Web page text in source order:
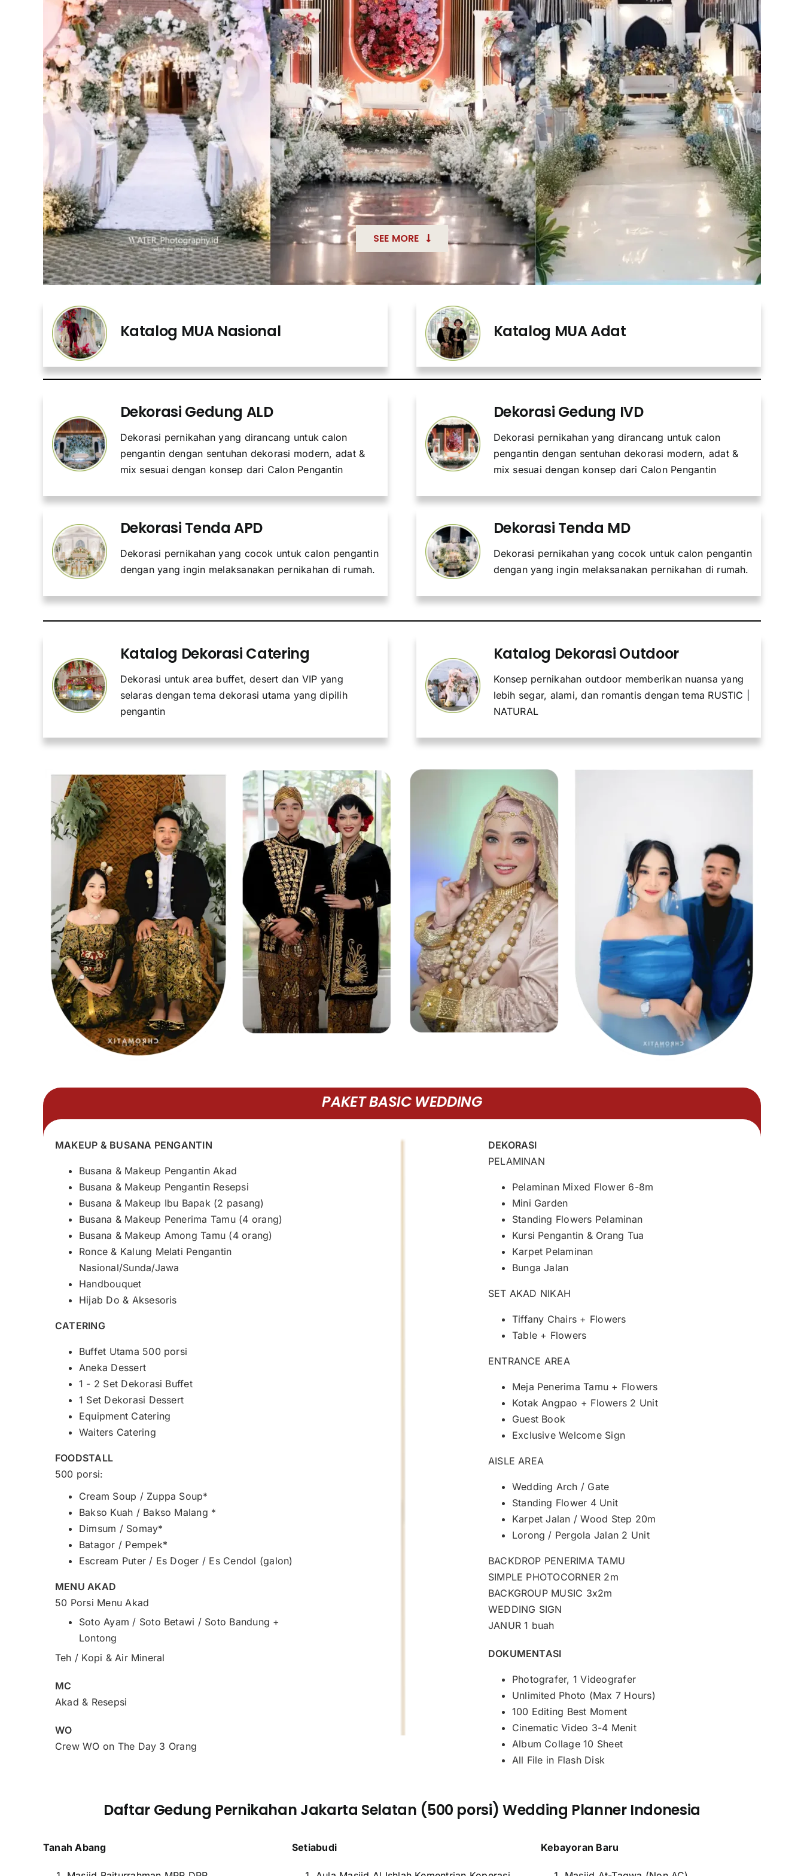
SEE MORE
Katalog MUA Nasional Katalog MUA Adat
Dekorasi Gedung ALD
Dekorasi pernikahan yang dirancang untuk calon
pengantin dengan sentuhan dekorasi modern, adat &
mix sesuai dengan konsep dari Calon Pengantin
Dekorasi Gedung IVD
Dekorasi pernikahan yang dirancang untuk calon
pengantin dengan sentuhan dekorasi modern, adat &
mix sesuai dengan konsep dari Calon Pengantin
Dekorasi Tenda APD
Dekorasi pernikahan yang cocok untuk calon pengantin
dengan yang ingin melaksanakan pernikahan di rumah.
Dekorasi Tenda MD
Dekorasi pernikahan yang cocok untuk calon pengantin
dengan yang ingin melaksanakan pernikahan di rumah.
Katalog Dekorasi Catering
Dekorasi untuk area buffet, desert dan VIP yang
selaras dengan tema dekorasi utama yang dipilih
pengantin
Katalog Dekorasi Outdoor
Konsep pernikahan outdoor memberikan nuansa yang
lebih segar, alami, dan romantis dengan tema RUSTIC |
NATURAL
PAKET BASIC WEDDING
MAKEUP & BUSANA PENGANTIN
Busana & Makeup Pengantin Akad
Busana & Makeup Pengantin Resepsi
Busana & Makeup Ibu Bapak (2 pasang)
Busana & Makeup Penerima Tamu (4 orang)
Busana & Makeup Among Tamu (4 orang)
Ronce & Kalung Melati Pengantin
Nasional/Sunda/Jawa
Handbouquet
Hijab Do & Aksesoris
CATERING
Buffet Utama 500 porsi
Aneka Dessert
1 - 2 Set Dekorasi Buffet
1 Set Dekorasi Dessert
Equipment Catering
Waiters Catering
FOODSTALL
500 porsi:
Cream Soup / Zuppa Soup*
Bakso Kuah / Bakso Malang *
Dimsum / Somay*
Batagor / Pempek*
Escream Puter / Es Doger / Es Cendol (galon)
MENU AKAD
50 Porsi Menu Akad
Soto Ayam / Soto Betawi / Soto Bandung +
Lontong
Teh / Kopi & Air Mineral
MC
Akad & Resepsi
WO
Crew WO on The Day 3 Orang
DEKORASI
PELAMINAN
Pelaminan Mixed Flower 6-8m
Mini Garden
Standing Flowers Pelaminan
Kursi Pengantin & Orang Tua
Karpet Pelaminan
Bunga Jalan
SET AKAD NIKAH
Tiffany Chairs + Flowers
Table + Flowers
ENTRANCE AREA
Meja Penerima Tamu + Flowers
Kotak Angpao + Flowers 2 Unit
Guest Book
Exclusive Welcome Sign
AISLE AREA
Wedding Arch / Gate
Standing Flower 4 Unit
Karpet Jalan / Wood Step 20m
Lorong / Pergola Jalan 2 Unit
BACKDROP PENERIMA TAMU
SIMPLE PHOTOCORNER 2m
BACKGROUP MUSIC 3x2m
WEDDING SIGN
JANUR 1 buah
DOKUMENTASI
Photografer, 1 Videografer
Unlimited Photo (Max 7 Hours)
100 Editing Best Moment
Cinematic Video 3-4 Menit
Album Collage 10 Sheet
All File in Flash Disk
Daftar Gedung Pernikahan Jakarta Selatan (500 porsi) Wedding Planner Indonesia
Tanah Abang Setiabudi Kebayoran Baru